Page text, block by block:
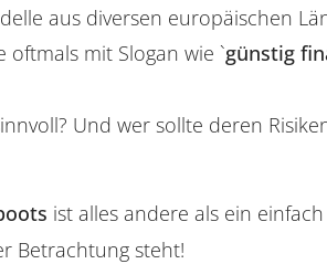
aus diversen europäischen
oftmals mit Slogan wie `günstig
Und wer sollte deren
ist alles andere als ein
Betrachtung steht!